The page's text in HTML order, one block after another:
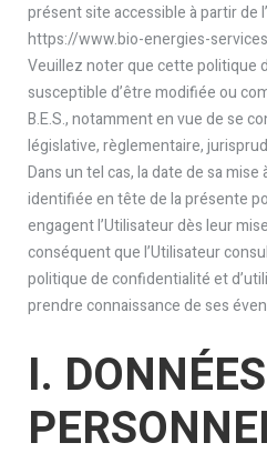
présent site accessible à partir de
https://www.bio-energies-
Veuillez noter que cette politique
susceptible d’être modifiée ou
B.E.S., notamment en vue de se
législative, règlementaire,
Dans un tel cas, la date de sa
identifiée en tête de la présente
engagent l’Utilisateur dès leur
conséquent que l’Utilisateur
politique de confidentialité et
prendre connaissance de ses
I. DONNÉES